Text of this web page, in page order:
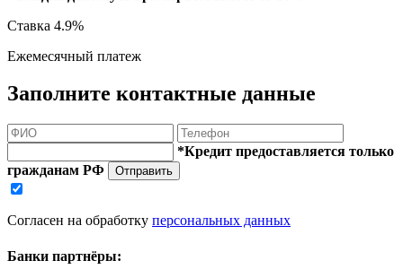
Ставка 4.9%
Ежемесячный платеж
Заполните контактные данные
*Кредит предоставляется только
гражданам РФ
Отправить
Согласен на обработку персональных данных
Банки партнёры: